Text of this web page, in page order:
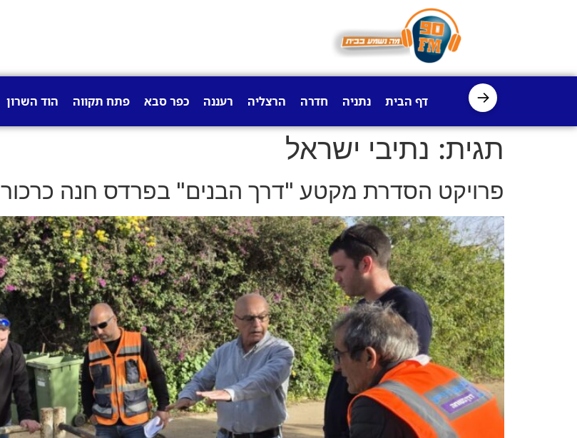
→ דף הבית נתניה חדרה הרצליה רעננה כפר סבא פתח תקווה הוד השרון
תגית: נתיבי ישראל
פרויקט הסדרת מקטע "דרך הבנים" בפרדס חנה כרכור